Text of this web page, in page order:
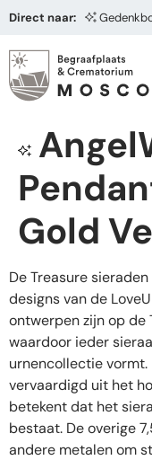
Direct naar:
Gold
De Treasure
designs van de
ontwerpen zijn op
waardoor ieder
urnencollectie
vervaardigd uit het
betekent dat het
bestaat. De overige
andere metalen om